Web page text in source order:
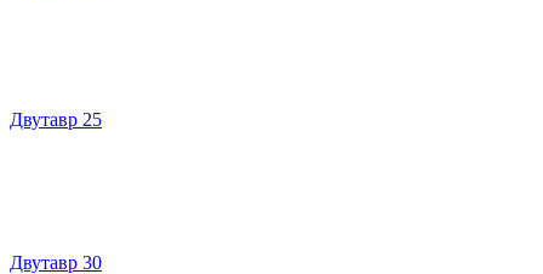
Двутавр 25
Двутавр 30